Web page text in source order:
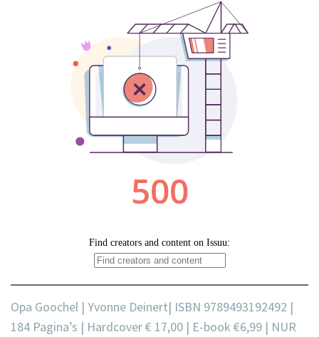
Opa Goochel | Yvonne Deinert| ISBN 9789493192492 |
184 Pagina’s | Hardcover € 17,00 | E-book €6,99 | NUR